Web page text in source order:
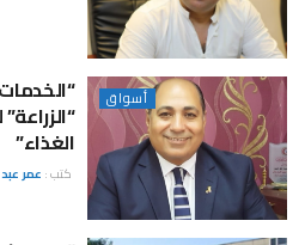
أسواق
الغذاء”
كتب : عمر